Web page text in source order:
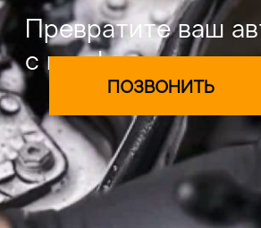
Превратите ваш
с
ПОЗВОНИТЬ